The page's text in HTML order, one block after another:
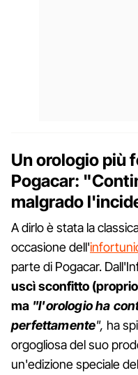
Un orologio più
Pogacar:
malgrado
A dirlo è stata la
occasione dell'
parte di Pogacar.
uscì sconfitto
ma "l'orologio ha
perfettamente", ha
orgogliosa del suo
un'edizione speciale